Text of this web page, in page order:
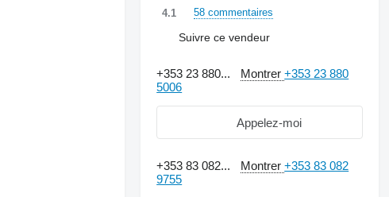
4.1
58 commentaires
Suivre ce vendeur
+353 23 880... Montrer+353 23 880
5006
Appelez-moi
+353 83 082... Montrer+353 83 082
9755